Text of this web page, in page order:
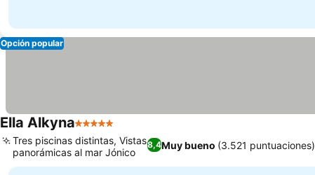
Opción popular
Ella Alkyna5 Estrellas
8,4Muy bueno (3.521 puntuaciones)
Tres piscinas distintas, Vistas
panorámicas al mar Jónico